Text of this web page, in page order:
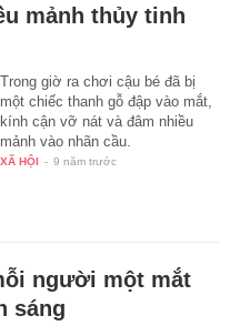
mảnh thủy tinh
Trong giờ ra chơi cậu bé đã bị
một chiếc thanh gỗ đập vào mắt,
kính cận vỡ nát và đâm nhiều
mảnh vào nhãn cầu.
XÃ HỘI - 9 năm trước
người một mắt
sáng